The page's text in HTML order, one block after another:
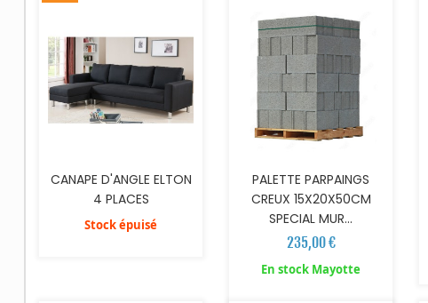
CANAPE D'ANGLE ELTON
4 PLACES
Stock épuisé
PALETTE PARPAINGS
CREUX 15X20X50CM
SPECIAL MUR...
235,00 €
En stock Mayotte
AJOUTER AU PANIER